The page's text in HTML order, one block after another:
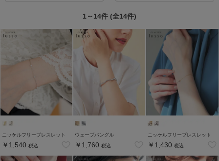
1～14件 (全14件)
ニッケルフリーブレスレット
￥1,540 税込
ウェーブバングル
￥1,760 税込
ニッケルフリーブレスレット
￥1,430 税込